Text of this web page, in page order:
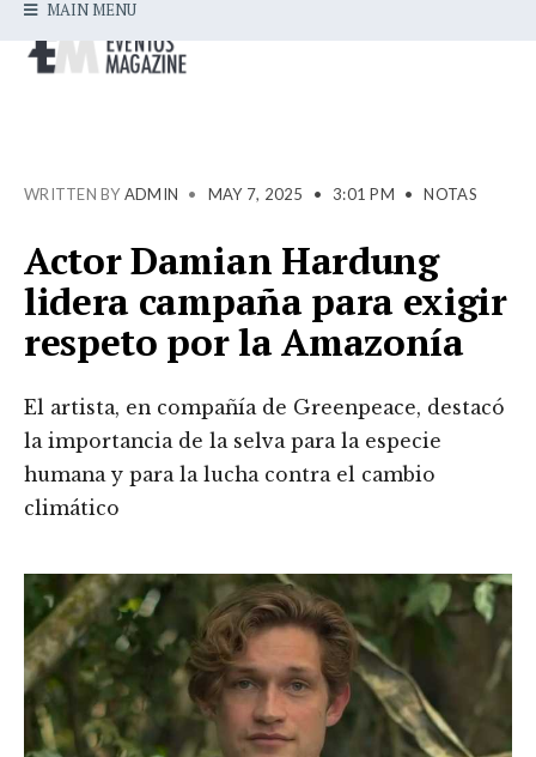
MAIN MENU
WRITTEN BY ADMIN • MAY 7, 2025 • 3:01 PM • NOTAS
Actor Damian Hardung
lidera campaña para exigir
respeto por la Amazonía
El artista, en compañía de Greenpeace, destacó
la importancia de la selva para la especie
humana y para la lucha contra el cambio
climático